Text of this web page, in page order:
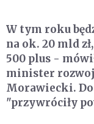
W tym roku
na ok. 20 mld
500 plus -
minister
Morawiecki.
"przywróciły